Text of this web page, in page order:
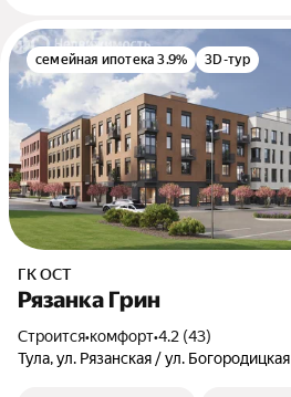
семейная ипотека 3.9% 3D-тур
ГК ОСТ
Рязанка Грин
Строится•комфорт•4.2 (43)
Тула, ул. Рязанская / ул. Богородицкая